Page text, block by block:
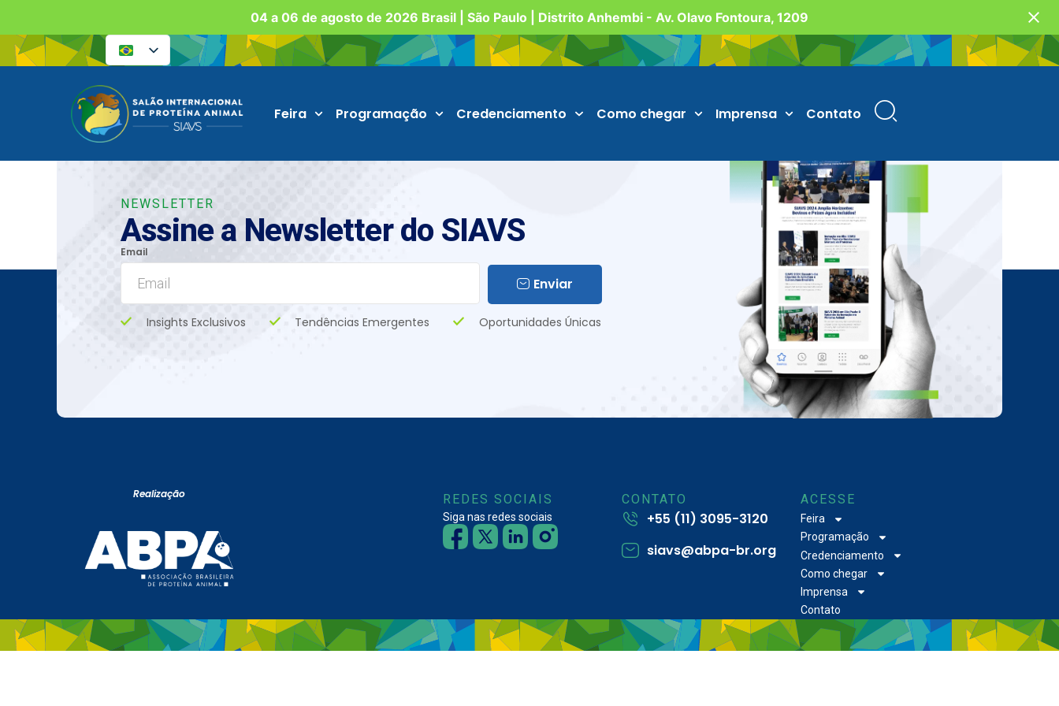
04 a 06 de agosto de 2026 Brasil | São Paulo | Distrito Anhembi - Av. Olavo Fontoura, 1209
Feira Programação Credenciamento Como chegar Imprensa Contato
NEWSLETTER
Assine a Newsletter do SIAVS
Email
Enviar
Insights Exclusivos Tendências Emergentes Oportunidades Únicas
Realização REDES SOCIAIS
Siga nas redes sociais
CONTATO
+55 (11) 3095-3120
siavs@abpa-br.org
ACESSE
Feira
Programação
Credenciamento
Como chegar
Imprensa
Contato